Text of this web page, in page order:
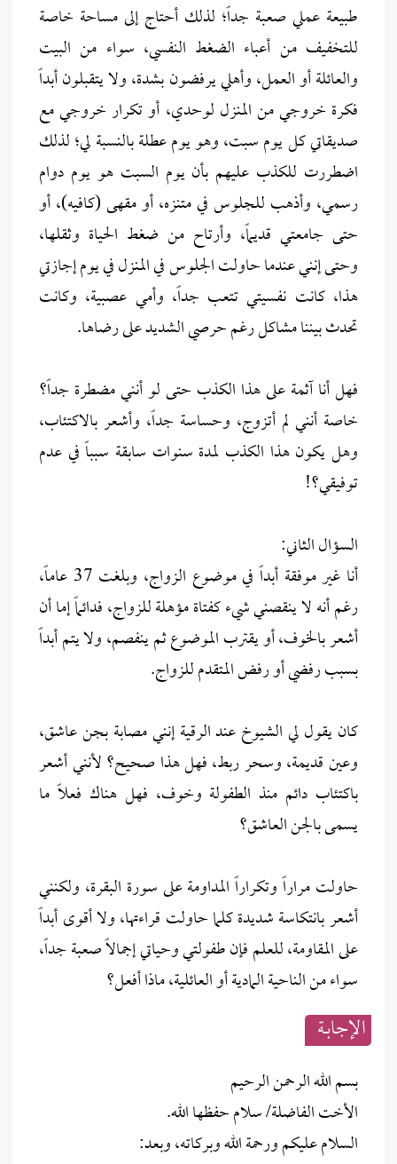
طبيعة عملي صعبة جداً؛ لذلك أحتاج إلى مساحة خاصة
للتخفيف من أعباء الضغط النفسي، سواء من البيت
والعائلة أو العمل، وأهلي يرفضون بشدة، ولا يتقبلون أبداً
فكرة خروجي من المنزل لوحدي، أو تكرار خروجي مع
صديقاتي كل يوم سبت، وهو يوم عطلة بالنسبة لي؛ لذلك
اضطررت للكذب عليهم بأن يوم السبت هو يوم دوام
رسمي، وأذهب للجلوس في متنزه، أو مقهى (كافيه)، أو
حتى جامعتي قديماً، وأرتاح من ضغط الحياة وثقلها،
وحتى إنني عندما حاولت الجلوس في المنزل في يوم إجازتي
هذا، كانت نفسيتي تتعب جداً، وأمي عصبية، وكانت
تحدث بيننا مشاكل رغم حرصي الشديد على رضاها.
فهل أنا آثمة على هذا الكذب حتى لو أنني مضطرة جداً؟
خاصة أنني لم أتزوج، وحساسة جداً، وأشعر بالاكتئاب،
وهل يكون هذا الكذب لمدة سنوات سابقة سبباً في عدم
توفيقي؟!
السؤال الثاني:
أنا غير موفقة أبداً في موضوع الزواج، وبلغت 37 عاماً،
رغم أنه لا ينقصني شيء كفتاة مؤهلة للزواج، فدائماً إما أن
أشعر بالخوف، أو يقترب الموضوع ثم ينفصم، ولا يتم أبداً
بسبب رفضي أو رفض المتقدم للزواج.
كان يقول لي الشيوخ عند الرقية إنني مصابة بجن عاشق،
وعين قديمة، وسحر ربط، فهل هذا صحيح؟ لأنني أشعر
باكتئاب دائم منذ الطفولة وخوف، فهل هناك فعلاً ما
يسمى بالجن العاشق؟
حاولت مراراً وتكراراً المداومة على سورة البقرة، ولكنني
أشعر بانتكاسة شديدة كلما حاولت قراءتها، ولا أقوى أبداً
على المقاومة، للعلم فإن طفولتي وحياتي إجمالاً صعبة جداً،
سواء من الناحية المادية أو العائلية، ماذا أفعل؟
الإجابــة
بسم الله الرحمن الرحيم
الأخت الفاضلة/ سلام حفظها الله.
السلام عليكم ورحمة الله وبركاته، وبعد: